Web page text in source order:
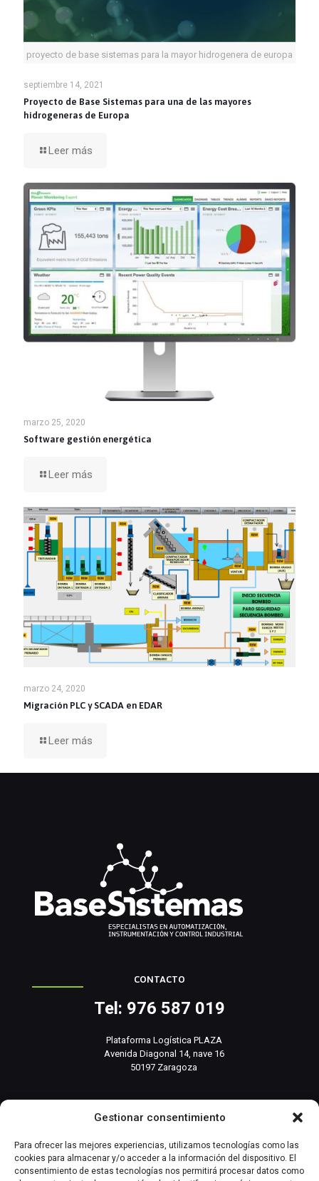
Gestionar consentimiento
Para ofrecer las mejores experiencias, utilizamos tecnologías como las
cookies para almacenar y/o acceder a la información del dispositivo. El
consentimiento de estas tecnologías nos permitirá procesar datos como
proyecto de base sistemas para la mayor hidrogenera de europa
septiembre 14, 2021
Proyecto de Base Sistemas para una de las mayores
hidrogeneras de Europa
Leer más
marzo 25, 2020
Software gestión energética
Leer más
marzo 24, 2020
Migración PLC y SCADA en EDAR
Leer más
CONTACTO
Tel: 976 587 019
Plataforma Logística PLAZA
Avenida Diagonal 14, nave 16
50197 Zaragoza
INFORMACIÓN RELEVANTE